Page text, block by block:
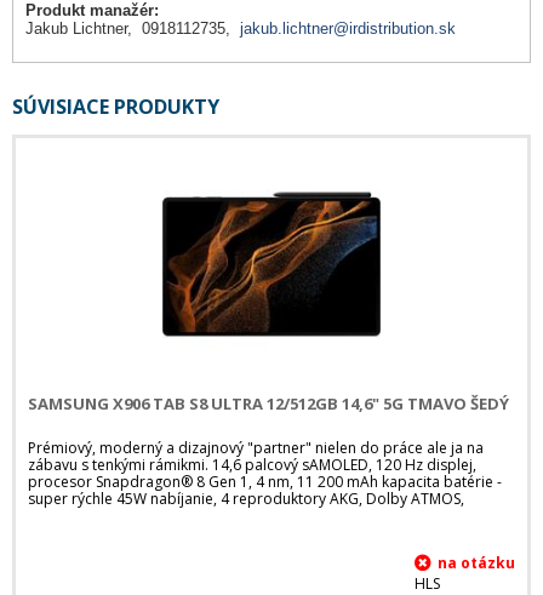
Produkt manažér:
Jakub Lichtner, 0918112735, jakub.lichtner@irdistribution.sk
SÚVISIACE PRODUKTY
SAMSUNG X906 TAB S8 ULTRA 12/512GB 14,6" 5G TMAVO ŠEDÝ
Prémiový, moderný a dizajnový "partner" nielen do práce ale ja na
zábavu s tenkými rámikmi. 14,6 palcový sAMOLED, 120 Hz displej,
procesor Snapdragon® 8 Gen 1, 4 nm, 11 200 mAh kapacita batérie -
super rýchle 45W nabíjanie, 4 reproduktory AKG, Dolby ATMOS,
HLS